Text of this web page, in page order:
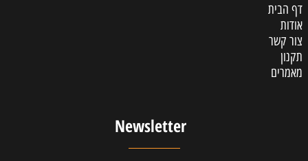
דף הבית
אודות
צור קשר
תקנון
מאמרים
Newsletter